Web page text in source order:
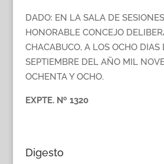
DADO: EN LA SALA DE
HONORABLE CONCEJO
CHACABUCO, A LOS OCHO DIAS
SEPTIEMBRE DEL AÑO MIL
OCHENTA Y OCHO.
EXPTE. Nº 1320
Digesto